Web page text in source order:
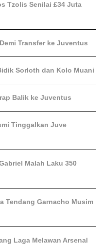
Tzolis Senilai £34 Juta
Transfer ke Juventus
Sorloth dan Kolo Muani
Balik ke Juventus
Tinggalkan Juve
Malah Laku 350
Tendang Garnacho Musim
Laga Melawan Arsenal